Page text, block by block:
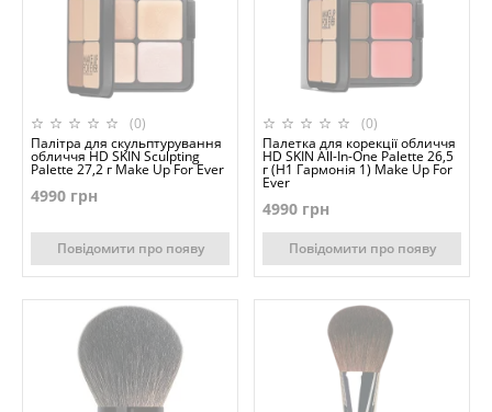
(0)
Палітра для скульптурування
обличчя HD SKIN Sculpting
Palette 27,2 г Make Up For Ever
4990 грн
Повідомити про появу
(0)
Палетка для корекції обличчя
HD SKIN All-In-One Palette 26,5
г (H1 Гармонія 1) Make Up For
Ever
4990 грн
Повідомити про появу